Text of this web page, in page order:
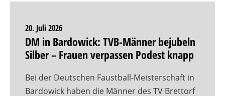
20. Juli 2026
DM in Bardowick: TVB-Männer bejubeln
Silber – Frauen verpassen Podest knapp
Bei der Deutschen Faustball-Meisterschaft in
Bardowick haben die Männer des TV Brettorf